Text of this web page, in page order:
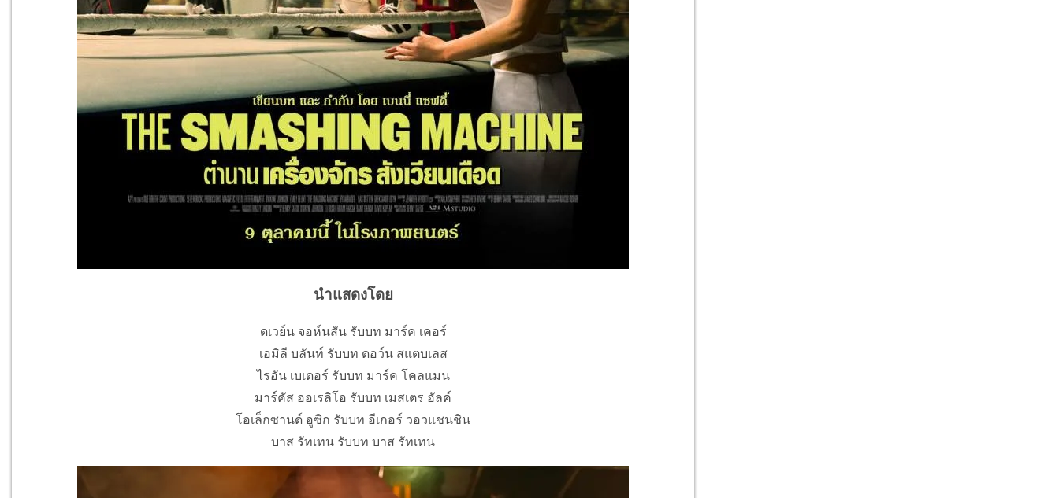
นำแสดงโดย
ดเวย์น จอห์นสัน รับบท มาร์ค เคอร์
เอมิลี บลันท์ รับบท ดอว์น สแตบเลส
ไรอัน เบเดอร์ รับบท มาร์ค โคลแมน
มาร์คัส ออเรลิโอ รับบท เมสเตร ฮัลค์
โอเล็กซานด์ อูซิก รับบท อีเกอร์ วอวแชนชิน
บาส รัทเทน รับบท บาส รัทเทน